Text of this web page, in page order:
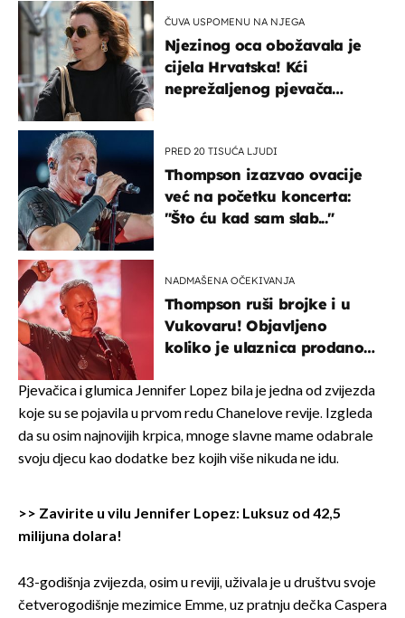
ČUVA USPOMENU NA NJEGA
Njezinog oca obožavala je
cijela Hrvatska! Kći
neprežaljenog pjevača
PRED 20 TISUĆA LJUDI
Thompson izazvao ovacije
već na početku koncerta:
"Što ću kad sam slab..."
NADMAŠENA OČEKIVANJA
Thompson ruši brojke i u
Vukovaru! Objavljeno
koliko je ulaznica prodano
Pjevačica i glumica Jennifer Lopez bila je jedna od zvijezda
koje su se pojavila u prvom redu Chanelove revije. Izgleda
da su osim najnovijih krpica, mnoge slavne mame odabrale
svoju djecu kao dodatke bez kojih više nikuda ne idu.
>> Zavirite u vilu Jennifer Lopez: Luksuz od 42,5
milijuna dolara!
43-godišnja zvijezda, osim u reviji, uživala je u društvu svoje
četverogodišnje mezimice Emme, uz pratnju dečka Caspera